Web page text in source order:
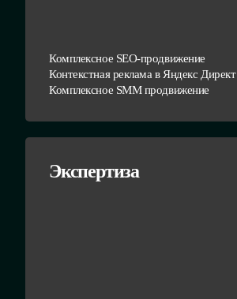
Комплексное SEO-продвижение
Контекстная реклама в Яндекс Директ
Комплексное SMM продвижение
Экспертиза